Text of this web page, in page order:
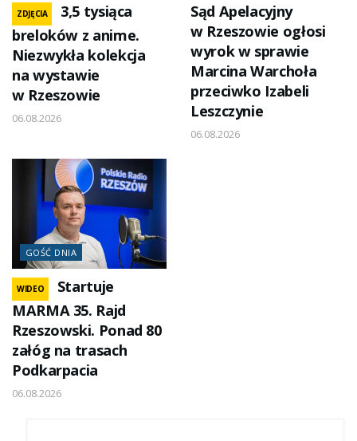
ZDJĘCIA
3,5 tysiąca
breloków z anime.
Niezwykła kolekcja
na wystawie
w Rzeszowie
06.08.2026
Sąd Apelacyjny
w Rzeszowie ogłosi
wyrok w sprawie
Marcina Warchoła
przeciwko Izabeli
Leszczynie
06.08.2026
GOŚĆ DNIA
WIDEO
Startuje
MARMA 35. Rajd
Rzeszowski. Ponad 80
załóg na trasach
Podkarpacia
06.08.2026